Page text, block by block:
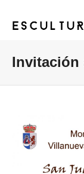
Invitación